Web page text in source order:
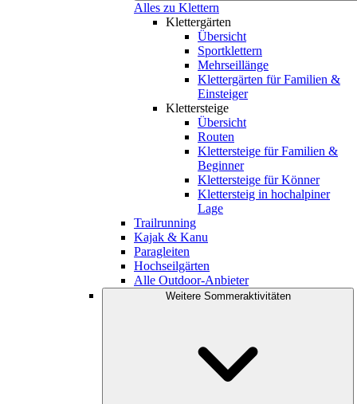
Alles zu Klettern
Klettergärten
Übersicht
Sportklettern
Mehrseillänge
Klettergärten für Familien &
Einsteiger
Klettersteige
Übersicht
Routen
Klettersteige für Familien &
Beginner
Klettersteige für Könner
Klettersteig in hochalpiner
Lage
Trailrunning
Kajak & Kanu
Paragleiten
Hochseilgärten
Alle Outdoor-Anbieter
Weitere Sommeraktivitäten